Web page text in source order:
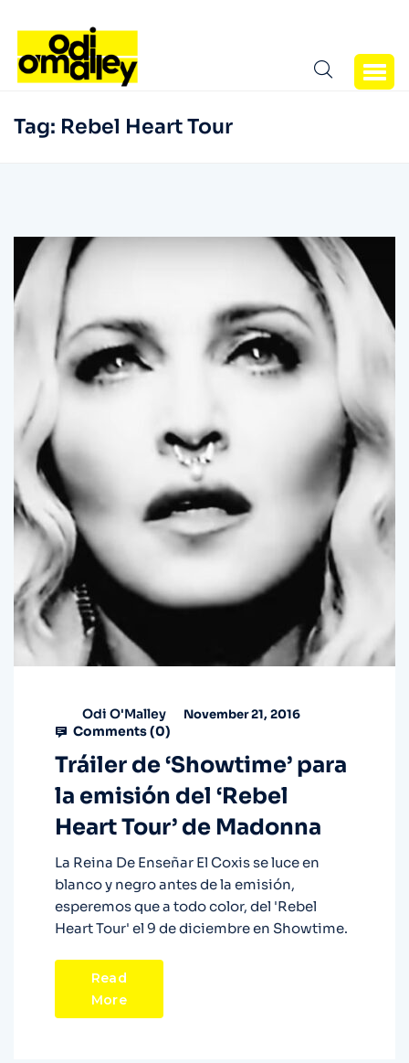
Tag: Rebel Heart Tour
Odi O'Malley November 21, 2016
Comments (0)
Tráiler de ‘Showtime’ para
la emisión del ‘Rebel
Heart Tour’ de Madonna
La Reina De Enseñar El Coxis se luce en
blanco y negro antes de la emisión,
esperemos que a todo color, del 'Rebel
Heart Tour' el 9 de diciembre en Showtime.
Read
More